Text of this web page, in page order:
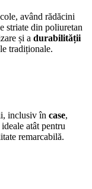
având rădăcini
striate din poliuretan
și a durabilității
tradiționale.
inclusiv în case,
atât pentru
remarcabilă.